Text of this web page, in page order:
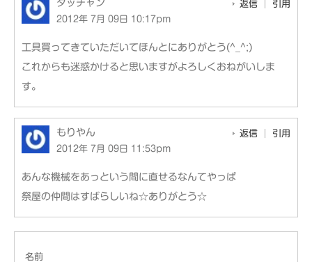
タッチャン
2012年 7月 09日 10:17pm
返信 引用
工具買ってきていただいてほんとにありがとう(^_^;)
これからも迷惑かけると思いますがよろしくおねがいしま
す。
もりやん
2012年 7月 09日 11:53pm
返信 引用
あんな機械をあっという間に直せるなんてやっぱ
祭屋の仲間はすばらしいね☆ありがとう☆
名前